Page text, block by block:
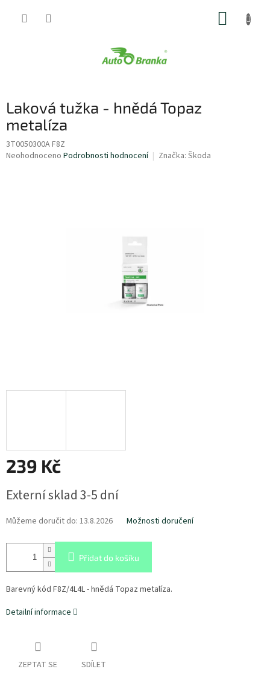
Laková tužka - hnědá Topaz
metalíza
3T0050300A F8Z
Průměrné
Neohodnoceno Podrobnosti hodnocení Značka: Škoda
239 Kč
cena:
Externí sklad 3-5 dní
Můžeme doručit do: 13.8.2026 Možnosti doručení
Přidat do košíku
Barevný kód F8Z/4L4L - hnědá Topaz metalíza.
Detailní informace
ZEPTAT SE SDÍLET